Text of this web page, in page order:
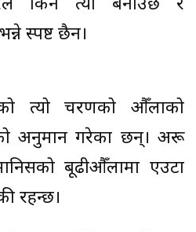
किन त्यो बनाउँछ र
स्पष्ट छैन।
त्यो चरणको औँलाको
अनुमान गरेका छन्। अरू
बूढीऔँलामा एउटा
रहन्छ।